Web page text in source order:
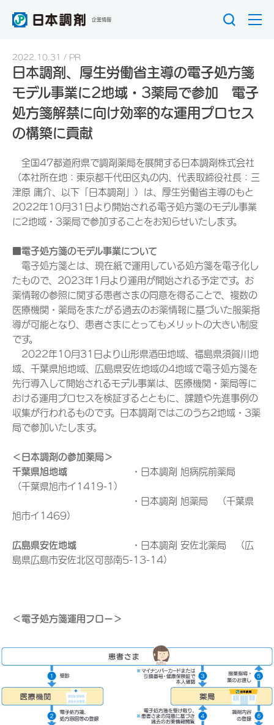
企業情報
2022.10.31 PR
日本調剤、厚生労働省主導の電子処方箋
モデル事業に2地域・3薬局で参加 電子
処方箋解禁に向け効率的な運用プロセス
の構築に貢献
全国47都道府県で調剤薬局を展開する日本調剤株式会社
（本社所在地：東京都千代田区丸の内、代表取締役社長：三
津原 庸介、以下「日本調剤」）は、厚生労働省主導のもと
2022年10月31日より開始される電子処方箋のモデル事業
に2地域・3薬局で参加することをお知らせいたします。
■電子処方箋のモデル事業について
電子処方箋とは、現在紙で運用している処方箋を電子化し
たもので、2023年1月より運用が開始される予定です。お
薬情報の参照に関する患者さまの同意を得ることで、複数の
医療機関・薬局をまたがる過去のお薬情報に基づいた服薬指
導が可能となり、患者さまにとってもメリットの大きい制度
です。
2022年10月31日より山形県酒田地域、福島県須賀川地
域、千葉県旭地域、広島県安佐地域の4地域で電子処方箋を
先行導入して開始されるモデル事業は、医療機関・薬局等に
おける運用プロセスを検証するとともに、課題や先進事例の
収集が行われるものです。日本調剤ではこのうち2地域・3薬
局で参加いたします。
＜日本調剤の参加薬局＞
千葉県旭地域 ・日本調剤 旭病院前薬局
（千葉県旭市イ1419-1）
・日本調剤 旭薬局 （千葉県
旭市イ1469）
広島県安佐地域 ・日本調剤 安佐北薬局 （広
島県広島市安佐北区可部南5-13-14）
＜電子処方箋運用フロー＞